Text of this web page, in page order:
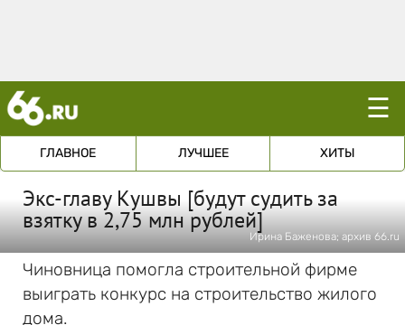
☰
ГЛАВНОЕ ЛУЧШЕЕ ХИТЫ
Экс-главу Кушвы [будут судить за
взятку в 2,75 млн рублей]
Ирина Баженова; архив 66.ru
Чиновница помогла строительной фирме
выиграть конкурс на строительство жилого
дома.